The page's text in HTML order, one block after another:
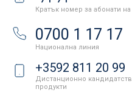
Кратък номер за абонати
0700 1 17 17
Национална линия
+3592 811 20 99
Дистанционно
продукти